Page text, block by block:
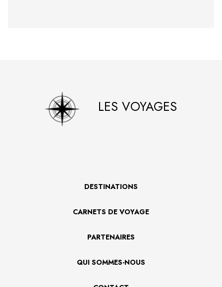
LES VOYAGES
DESTINATIONS
CARNETS DE VOYAGE
PARTENAIRES
QUI SOMMES-NOUS